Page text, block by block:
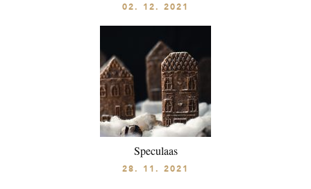
02. 12. 2021
Speculaas
28. 11. 2021